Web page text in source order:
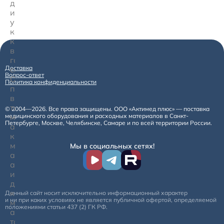
датчиков,
измеряющих
уровень
концентрации
кислорода
в
газовых
смесях.
Они
применяются
в
таких
медицинских
аппаратах,
как
машины
анестезии,
аппараты
искусственного
дыхания,
кислородные
мониторы,
а
также
Доставка
Вопрос-ответ
Политика конфиденциальности
© 2004—2026. Все права защищены. ООО «Актимед плюс» — поставка
медицинского оборудования и расходных материалов в Санкт-
Петербурге, Москве, Челябинске, Самаре и по всей территории России.
Мы в социальных сетях!
Данный сайт носит исключительно информационный характер
и ни при каких условиях не является публичной офертой, определяемой
положениями статьи 437 (2) ГК РФ.